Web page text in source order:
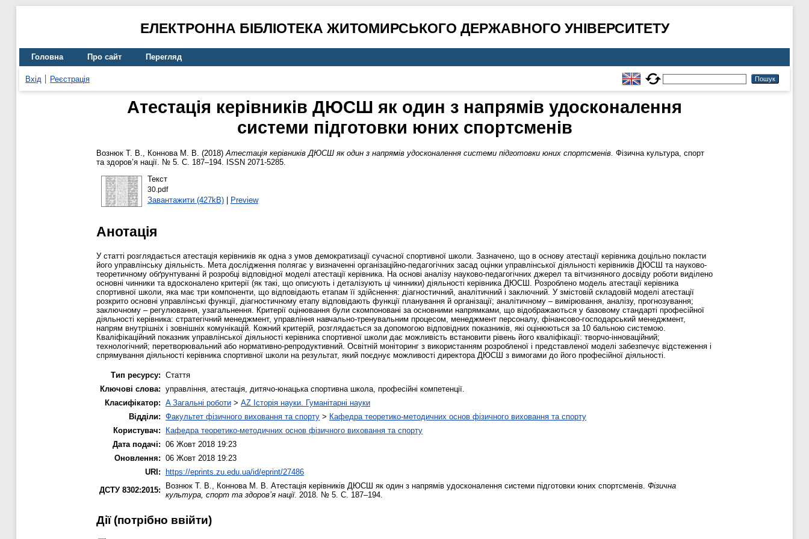
ЕЛЕКТРОННА БІБЛІОТЕКА ЖИТОМИРСЬКОГО ДЕРЖАВНОГО УНІВЕРСИТЕТУ
Головна Про сайт Перегляд
Вхід Реєстрація
Атестація керівників ДЮСШ як один з напрямів удосконалення
системи підготовки юних спортсменів
Вознюк Т. В., Коннова М. В. (2018)Атестація керівників ДЮСШ як один з напрямів удосконалення системи підготовки юних спортсменів. Фізична культура, спорт
та здоров’я нації. № 5. С. 187–194. ISSN 2071-5285.
Текст
30.pdf
Завантажити (427kB)| Preview
Анотація
У статті розглядається атестація керівників як одна з умов демократизації сучасної спортивної школи. Зазначено, що в основу атестації керівника доцільно покласти
його управлінську діяльність. Мета дослідження полягає у визначенні організаційно-педагогічних засад оцінки управлінської діяльності керівників ДЮСШ та науково-
теоретичному обґрунтуванні й розробці відповідної моделі атестації керівника. На основі аналізу науково-педагогічних джерел та вітчизняного досвіду роботи виділено
основні чинники та вдосконалено критерії (як такі, що описують і деталізують ці чинники) діяльності керівника ДЮСШ. Розроблено модель атестації керівника
спортивної школи, яка має три компоненти, що відповідають етапам її здійснення: діагностичний, аналітичний і заключний. У змістовій складовій моделі атестації
розкрито основні управлінські функції, діагностичному етапу відповідають функції планування й організації; аналітичному – вимірювання, аналізу, прогнозування;
заключному – регулювання, узагальнення. Критерії оцінювання були скомпоновані за основними напрямками, що відображаються у базовому стандарті професійної
діяльності керівника: стратегічний менеджмент, управління навчально-тренувальним процесом, менеджмент персоналу, фінансово-господарський менеджмент,
напрям внутрішніх і зовнішніх комунікацій. Кожний критерій, розглядається за допомогою відповідних показників, які оцінюються за 10 бальною системою.
Кваліфікаційний показник управлінської діяльності керівника спортивної школи дає можливість встановити рівень його кваліфікації: творчо-інноваційний;
технологічний; перетворювальний або нормативно-репродуктивний. Освітній моніторинг з використанням розробленої і представленої моделі забезпечує відстеження і
спрямування діяльності керівника спортивної школи на результат, який поєднує можливості директора ДЮСШ з вимогами до його професійної діяльності.
Тип ресурсу: Стаття
Ключові слова: управління, атестація, дитячо-юнацька спортивна школа, професійні компетенції.
Класифікатор: A Загальні роботи > AZ Історія науки. Гуманітарні науки
Відділи: Факультет фізичного виховання та спорту > Кафедра теоретико-методичних основ фізичного виховання та спорту
Користувач:
Кафедра теоретико-методичних основ фізичного виховання та спорту
Дата подачі: 06 Жовт 2018 19:23
Оновлення: 06 Жовт 2018 19:23
URI: https://eprints.zu.edu.ua/id/eprint/27486
ДСТУ 8302:2015:
Вознюк Т. В. Коннова М. В. Атестація керівників ДЮСШ як один з напрямів удосконалення системи підготовки юних спортсменів. Фізична
культура, спорт та здоров’я нації. 2018. № 5. С. 187–194.
Дії ​​(потрібно ввійти)